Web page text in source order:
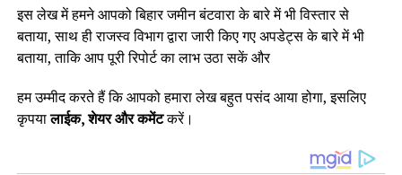
इस लेख में हमने आपको बिहार जमीन बंटवारा के बारे में भी विस्तार से
बताया, साथ ही राजस्व विभाग द्वारा जारी किए गए अपडेट्स के बारे में भी
बताया, ताकि आप पूरी रिपोर्ट का लाभ उठा सकें और
हम उम्मीद करते हैं कि आपको हमारा लेख बहुत पसंद आया होगा, इसलिए
कृपयालाईक, शेयर और कमेंटकरें।